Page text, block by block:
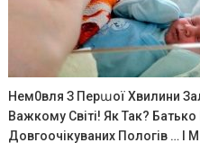
Нем0вля З Перաої Хвилини
Важкому Світі! Як Так?
Довгоочікуваних Пологів … І